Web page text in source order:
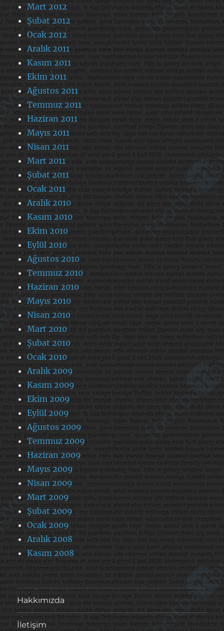
Mart 2012
Şubat 2012
Ocak 2012
Aralık 2011
Kasım 2011
Ekim 2011
Ağustos 2011
Temmuz 2011
Haziran 2011
Mayıs 2011
Nisan 2011
Mart 2011
Şubat 2011
Ocak 2011
Aralık 2010
Kasım 2010
Ekim 2010
Eylül 2010
Ağustos 2010
Temmuz 2010
Haziran 2010
Mayıs 2010
Nisan 2010
Mart 2010
Şubat 2010
Ocak 2010
Aralık 2009
Kasım 2009
Ekim 2009
Eylül 2009
Ağustos 2009
Temmuz 2009
Haziran 2009
Mayıs 2009
Nisan 2009
Mart 2009
Şubat 2009
Ocak 2009
Aralık 2008
Kasım 2008
Hakkımızda
İletişim